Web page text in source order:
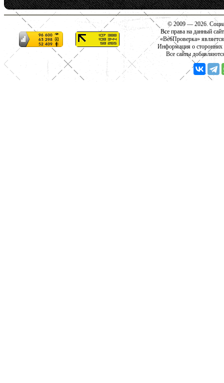
© 2009 — 2026.
Все права на данный
«ВебПроверка»
Информация о сторонних
Все сайты